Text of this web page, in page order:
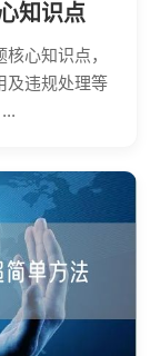
知识点
心知识点，
及违规处理等